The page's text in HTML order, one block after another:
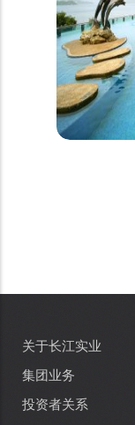
Main
navigation
关于长江实业
集团业务
投资者关系